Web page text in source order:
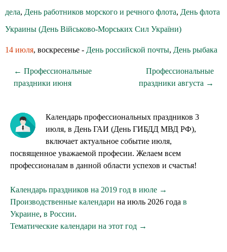
дела, День работников морского и речного флота, День флота
Украины (День Військово-Морських Сил України)
14 июля, воскресенье - День российской почты, День рыбака
← Профессиональные
праздники июня
Профессиональные
праздники августа →
Календарь профессиональных праздников 3
июля, в День ГАИ (День ГИБДД МВД РФ),
включает актуальное событие июля,
посвященное уважаемой професии. Желаем всем
профессионалам в данной области успехов и счастья!
Календарь праздников на 2019 год в июле →
Производственные календари на июль 2026 года в
Украине, в России.
Тематические календари на этот год →